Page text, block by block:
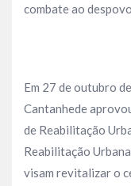
combate ao
Em 27 de outubro
Cantanhede
de Reabilitação
Reabilitação
visam revitalizar o